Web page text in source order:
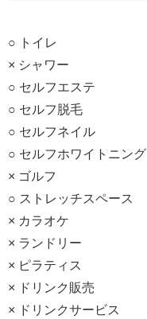
○ トイレ
× シャワー
○ セルフエステ
○ セルフ脱毛
○ セルフネイル
○ セルフホワイトニング
× ゴルフ
○ ストレッチスペース
× カラオケ
× ランドリー
× ピラティス
× ドリンク販売
× ドリンクサービス